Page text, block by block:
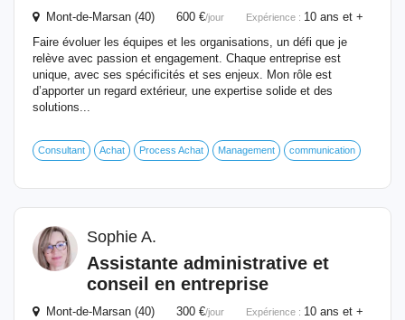
Mont-de-Marsan (40) 600 €/jour Expérience : 10 ans et +
Faire évoluer les équipes et les organisations, un défi que je
relève avec passion et engagement. Chaque entreprise est
unique, avec ses spécificités et ses enjeux. Mon rôle est
d’apporter un regard extérieur, une expertise solide et des
solutions...
Consultant Achat Process Achat Management communication
Sophie A.
Assistante administrative et
conseil en entreprise
Mont-de-Marsan (40) 300 €/jour Expérience : 10 ans et +